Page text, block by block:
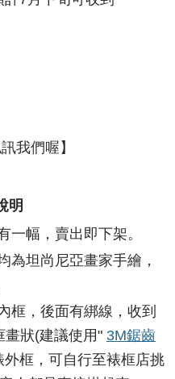
我們喔】
明
一幅，賣出即下架。
為坦尚尼亞畫家手繪，
框，後面有綁線，收到
畫狀(建議使用" 3M鋸齒
外框，可自行至裱框店挑